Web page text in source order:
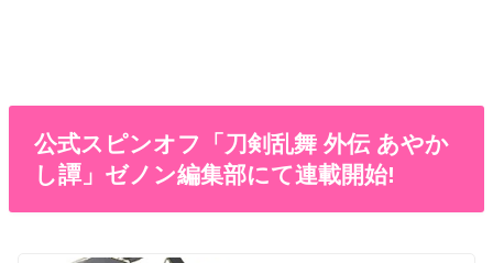
公式スピンオフ「刀剣乱舞 外伝 あやか
し譚」ゼノン編集部にて連載開始!